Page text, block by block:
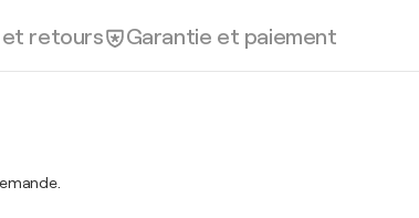
et retours Garantie et paiement